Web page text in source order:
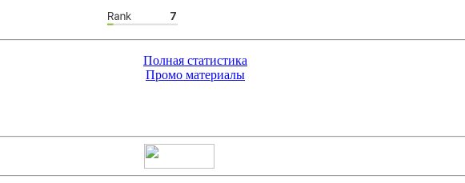
Полная статистика
Промо материалы